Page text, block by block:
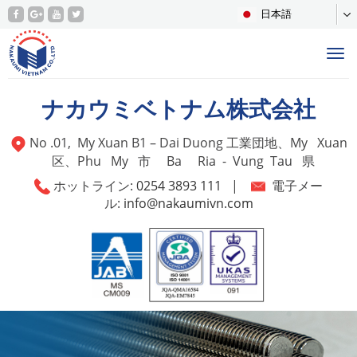
日本語
ナカウミベトナム株式会社
No .01, My Xuan B1 – Dai Duong 工業団地、My Xuan
区、Phu My 市 Ba Ria - Vung Tau 県
ホットライン: 0254 3893 111 |
電子メー
ル: info@nakaumivn.com